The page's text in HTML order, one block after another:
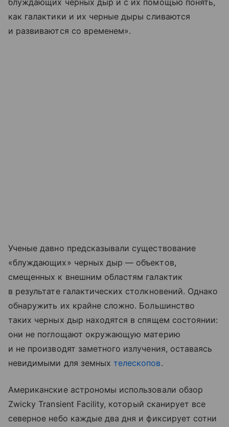
блуждающих черных дыр и с их помощью понять,
как галактики и их черные дыры сливаются
и развиваются со временем».
Ученые давно предсказывали существование
«блуждающих» черных дыр — объектов,
смещенных к внешним областям галактик
в результате галактических столкновений. Однако
обнаружить их крайне сложно. Большинство
таких черных дыр находятся в спящем состоянии:
они не поглощают окружающую материю
и не производят заметного излучения, оставаясь
невидимыми для земныхтелескопов.
Американские астрономы использовали обзор
Zwicky Transient Facility, который сканирует все
северное небо каждые два дня и фиксирует сотни